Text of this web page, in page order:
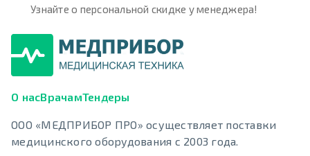
Узнайте о персональной скидке у менеджера!
О насВрачамТендеры
ООО «МЕДПРИБОР ПРО» осуществляет поставки
медицинского оборудования с 2003 года.